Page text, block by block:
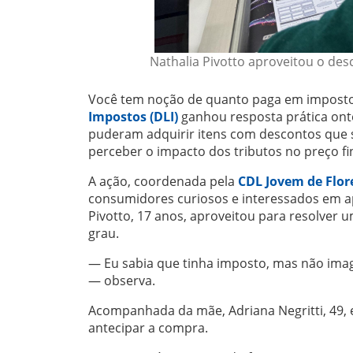
Nathalia Pivotto aproveitou o
Você tem noção de quanto paga em
Impostos (DLI) ganhou resposta prática
puderam adquirir itens com descontos
perceber o impacto dos tributos no preço
A ação, coordenada pela CDL Jovem de
consumidores curiosos e interessados em
Pivotto, 17 anos, aproveitou para resolver
grau.
— Eu sabia que tinha imposto, mas não
— observa.
Acompanhada da mãe, Adriana Negritti,
antecipar a compra.